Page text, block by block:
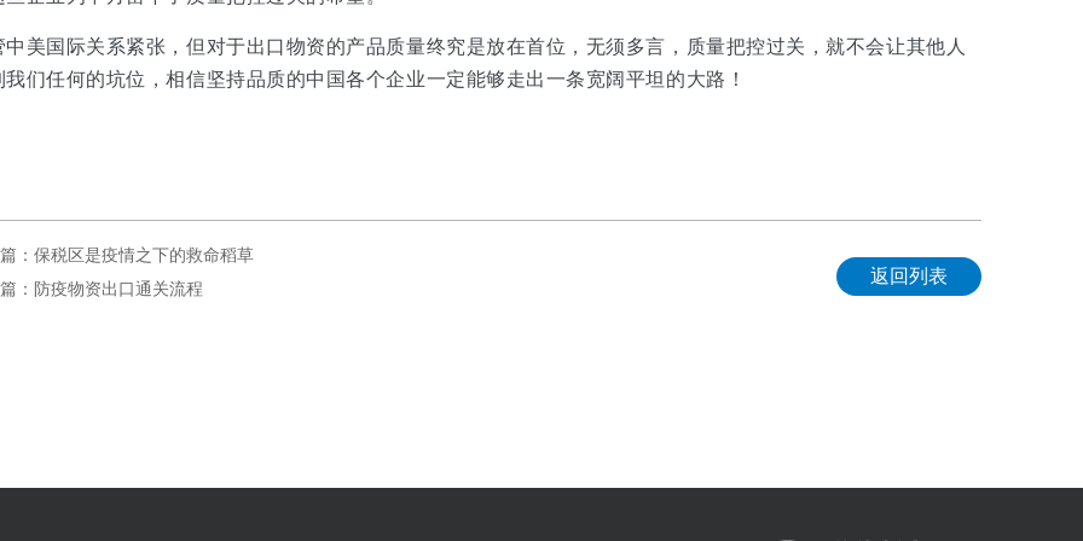
中美国际关系紧张，但对于出口物资的产品质量终究是放在首位，无须多言，质量把控过关，就不会让其他人
我们任何的坑位，相信坚持品质的中国各个企业一定能够走出一条宽阔平坦的大路！
：保税区是疫情之下的救命稻草
：防疫物资出口通关流程
返回列表